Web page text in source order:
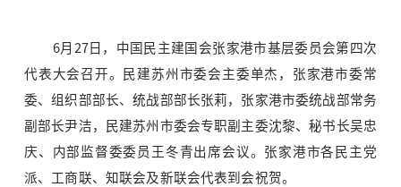
6月27日，中国民主建国会张家港市基层委员会第四次
代表大会召开。民建苏州市委会主委单杰，张家港市委常
委、组织部部长、统战部部长张莉，张家港市委统战部常务
副部长尹洁，民建苏州市委会专职副主委沈黎、秘书长吴忠
庆、内部监督委委员王冬青出席会议。张家港市各民主党
派、工商联、知联会及新联会代表到会祝贺。